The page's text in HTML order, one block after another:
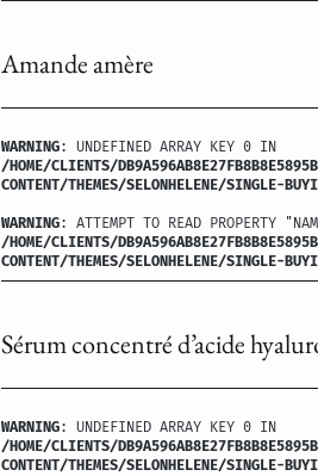
Amande amère
WARNING: UNDEFINED ARRAY KEY 0 IN
/HOME/CLIENTS/
CONTENT/THEMES/SELONHELENE/SINGLE-
WARNING: ATTEMPT TO READ PROPERTY
/HOME/CLIENTS/
CONTENT/THEMES/SELONHELENE/SINGLE-
Sérum concentré d’acide
WARNING: UNDEFINED ARRAY KEY 0 IN
/HOME/CLIENTS/
CONTENT/THEMES/SELONHELENE/SINGLE-